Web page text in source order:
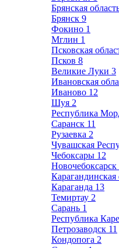
Брянская
Брянск 9
Фокино 1
Мглин 1
Псковская
Псков 8
Великие Луки 3
Ивановская
Иваново 12
Шуя 2
Республика
Саранск 11
Рузаевка 2
Чувашская
Чебоксары 12
Новочебоксарск
Карагандинская
Караганда 13
Темиртау 2
Сарань 1
Республика
Петрозаводск 11
Кондопога 2